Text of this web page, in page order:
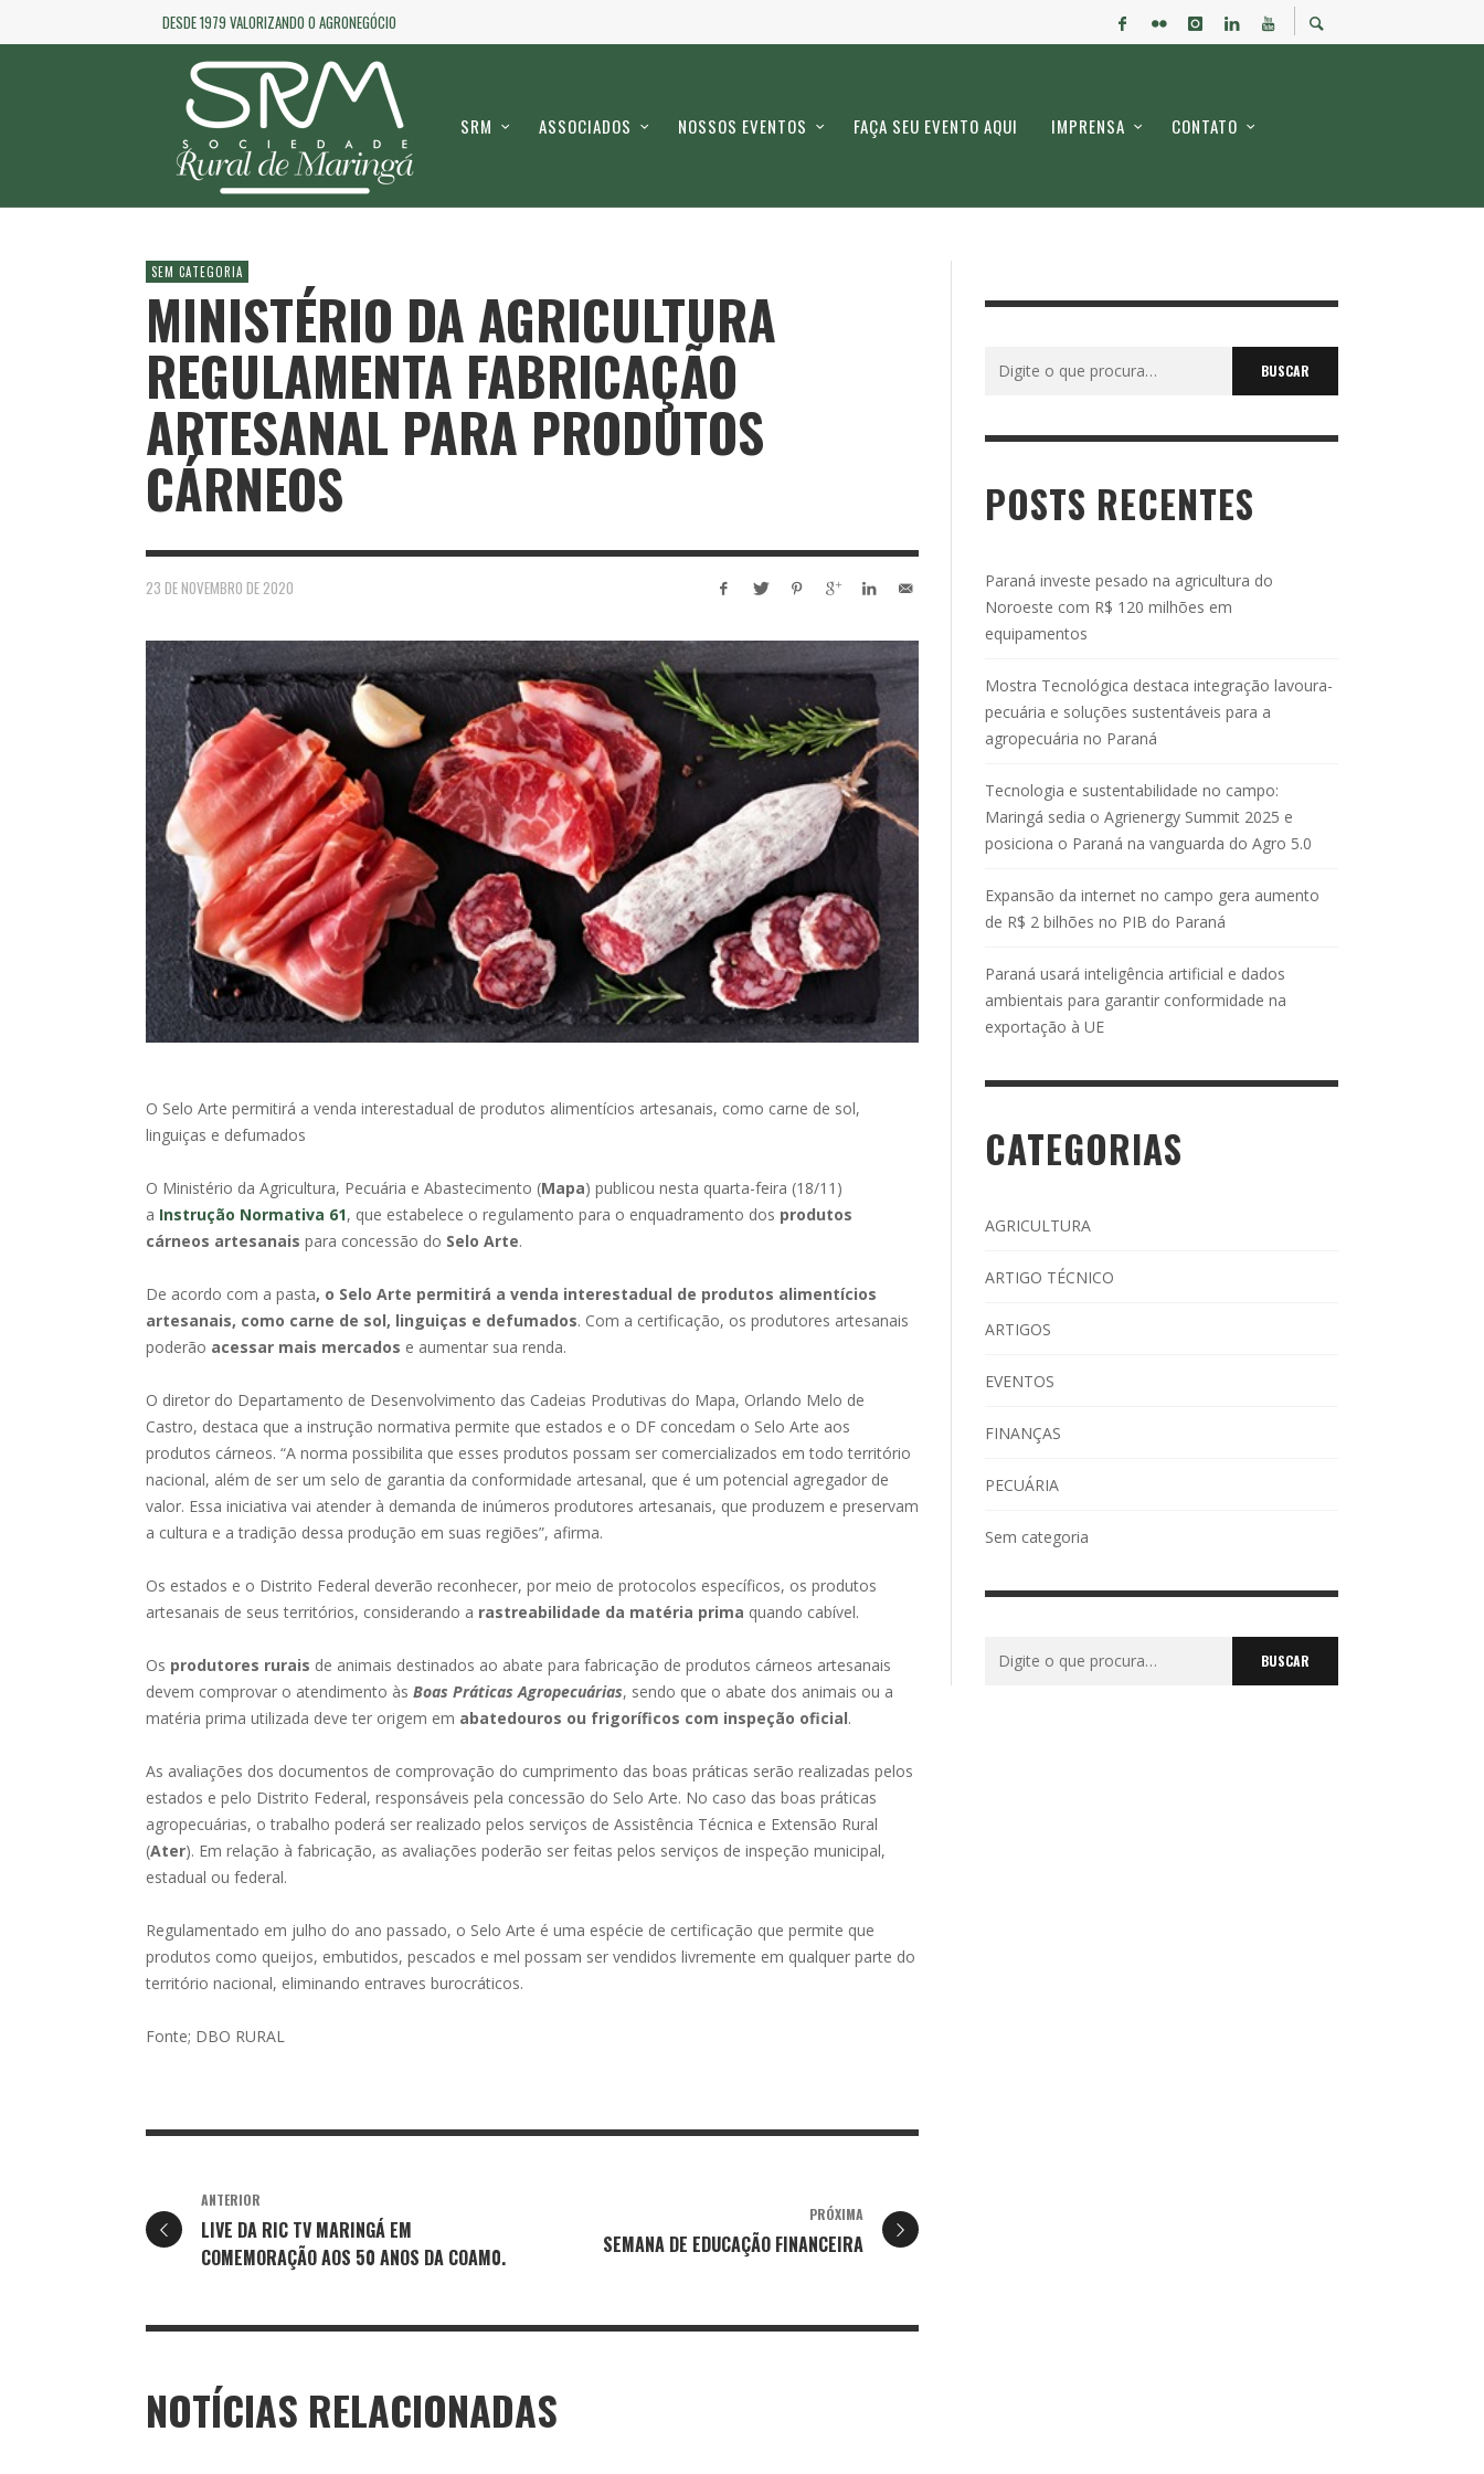
DESDE 1979 VALORIZANDO O AGRONEGÓCIO
SRM ASSOCIADOS NOSSOS EVENTOS FAÇA SEU EVENTO AQUI IMPRENSA CONTATO
SEM CATEGORIA
MINISTÉRIO DA AGRICULTURA
REGULAMENTA FABRICAÇÃO
ARTESANAL PARA PRODUTOS
CÁRNEOS
23 DE NOVEMBRO DE 2020
O Selo Arte permitirá a venda interestadual de produtos alimentícios artesanais, como carne de sol,
linguiças e defumados
O Ministério da Agricultura, Pecuária e Abastecimento (Mapa) publicou nesta quarta-feira (18/11)
a Instrução Normativa 61, que estabelece o regulamento para o enquadramento dos produtos
cárneos artesanais para concessão do Selo Arte.
De acordo com a pasta, o Selo Arte permitirá a venda interestadual de produtos alimentícios
artesanais, como carne de sol, linguiças e defumados. Com a certificação, os produtores artesanais
poderão acessar mais mercados e aumentar sua renda.
O diretor do Departamento de Desenvolvimento das Cadeias Produtivas do Mapa, Orlando Melo de
Castro, destaca que a instrução normativa permite que estados e o DF concedam o Selo Arte aos
produtos cárneos. “A norma possibilita que esses produtos possam ser comercializados em todo território
nacional, além de ser um selo de garantia da conformidade artesanal, que é um potencial agregador de
valor. Essa iniciativa vai atender à demanda de inúmeros produtores artesanais, que produzem e preservam
a cultura e a tradição dessa produção em suas regiões”, afirma.
Os estados e o Distrito Federal deverão reconhecer, por meio de protocolos específicos, os produtos
artesanais de seus territórios, considerando a rastreabilidade da matéria prima quando cabível.
Os produtores rurais de animais destinados ao abate para fabricação de produtos cárneos artesanais
devem comprovar o atendimento às Boas Práticas Agropecuárias, sendo que o abate dos animais ou a
matéria prima utilizada deve ter origem em abatedouros ou frigoríficos com inspeção oficial.
As avaliações dos documentos de comprovação do cumprimento das boas práticas serão realizadas pelos
estados e pelo Distrito Federal, responsáveis pela concessão do Selo Arte. No caso das boas práticas
agropecuárias, o trabalho poderá ser realizado pelos serviços de Assistência Técnica e Extensão Rural
(Ater). Em relação à fabricação, as avaliações poderão ser feitas pelos serviços de inspeção municipal,
estadual ou federal.
Regulamentado em julho do ano passado, o Selo Arte é uma espécie de certificação que permite que
produtos como queijos, embutidos, pescados e mel possam ser vendidos livremente em qualquer parte do
território nacional, eliminando entraves burocráticos.
Fonte; DBO RURAL
ANTERIOR
LIVE DA RIC TV MARINGÁ EM
COMEMORAÇÃO AOS 50 ANOS DA COAM0.
PRÓXIMA
SEMANA DE EDUCAÇÃO FINANCEIRA
NOTÍCIAS RELACIONADAS
POSTS RECENTES
Paraná investe pesado na agricultura do
Noroeste com R$ 120 milhões em
equipamentos
Mostra Tecnológica destaca integração lavoura-
pecuária e soluções sustentáveis para a
agropecuária no Paraná
Tecnologia e sustentabilidade no campo:
Maringá sedia o Agrienergy Summit 2025 e
posiciona o Paraná na vanguarda do Agro 5.0
Expansão da internet no campo gera aumento
de R$ 2 bilhões no PIB do Paraná
Paraná usará inteligência artificial e dados
ambientais para garantir conformidade na
exportação à UE
CATEGORIAS
AGRICULTURA
ARTIGO TÉCNICO
ARTIGOS
EVENTOS
FINANÇAS
PECUÁRIA
Sem categoria